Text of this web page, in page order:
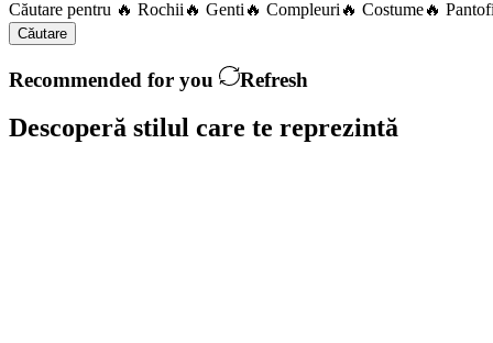
Căutare pentru 🔥 Rochii 🔥 Genti 🔥 Compleuri 🔥 Costume🔥
Căutare
Recommended for you Refresh
Descoperă stilul care te reprezintă